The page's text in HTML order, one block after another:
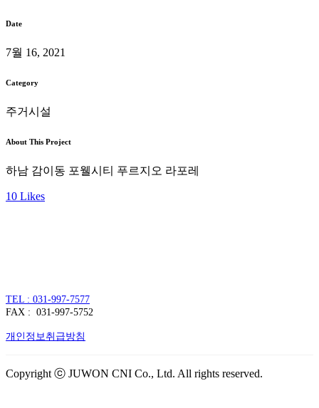
Date
7월 16, 2021
Category
주거시설
About This Project
하남 감이동 포웰시티 푸르지오 라포레
10 Likes
TEL : 031-997-7577
FAX : 031-997-5752
개인정보취급방침
Copyright ⓒ JUWON CNI Co., Ltd. All rights reserved.